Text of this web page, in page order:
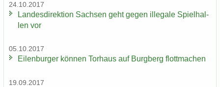
24.10.2017
Lan­des­di­rek­ti­on Sach­sen geht gegen il­le­ga­le Spiel­hal­
len vor
05.10.2017
Ei­len­bur­ger kön­nen Tor­haus auf Burg­berg flott­ma­chen
19.09.2017